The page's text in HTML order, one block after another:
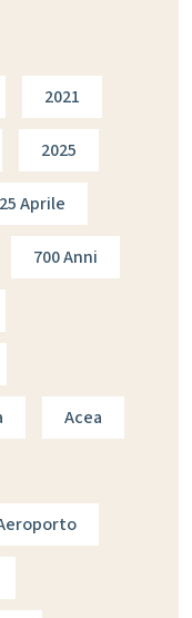
2021
2025
25 Aprile
700 Anni
Acea